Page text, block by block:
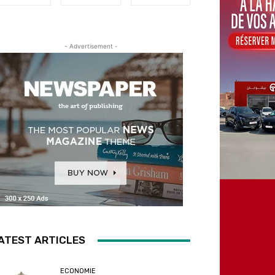
- Advertisement -
ARTICLES
ECONOMIE